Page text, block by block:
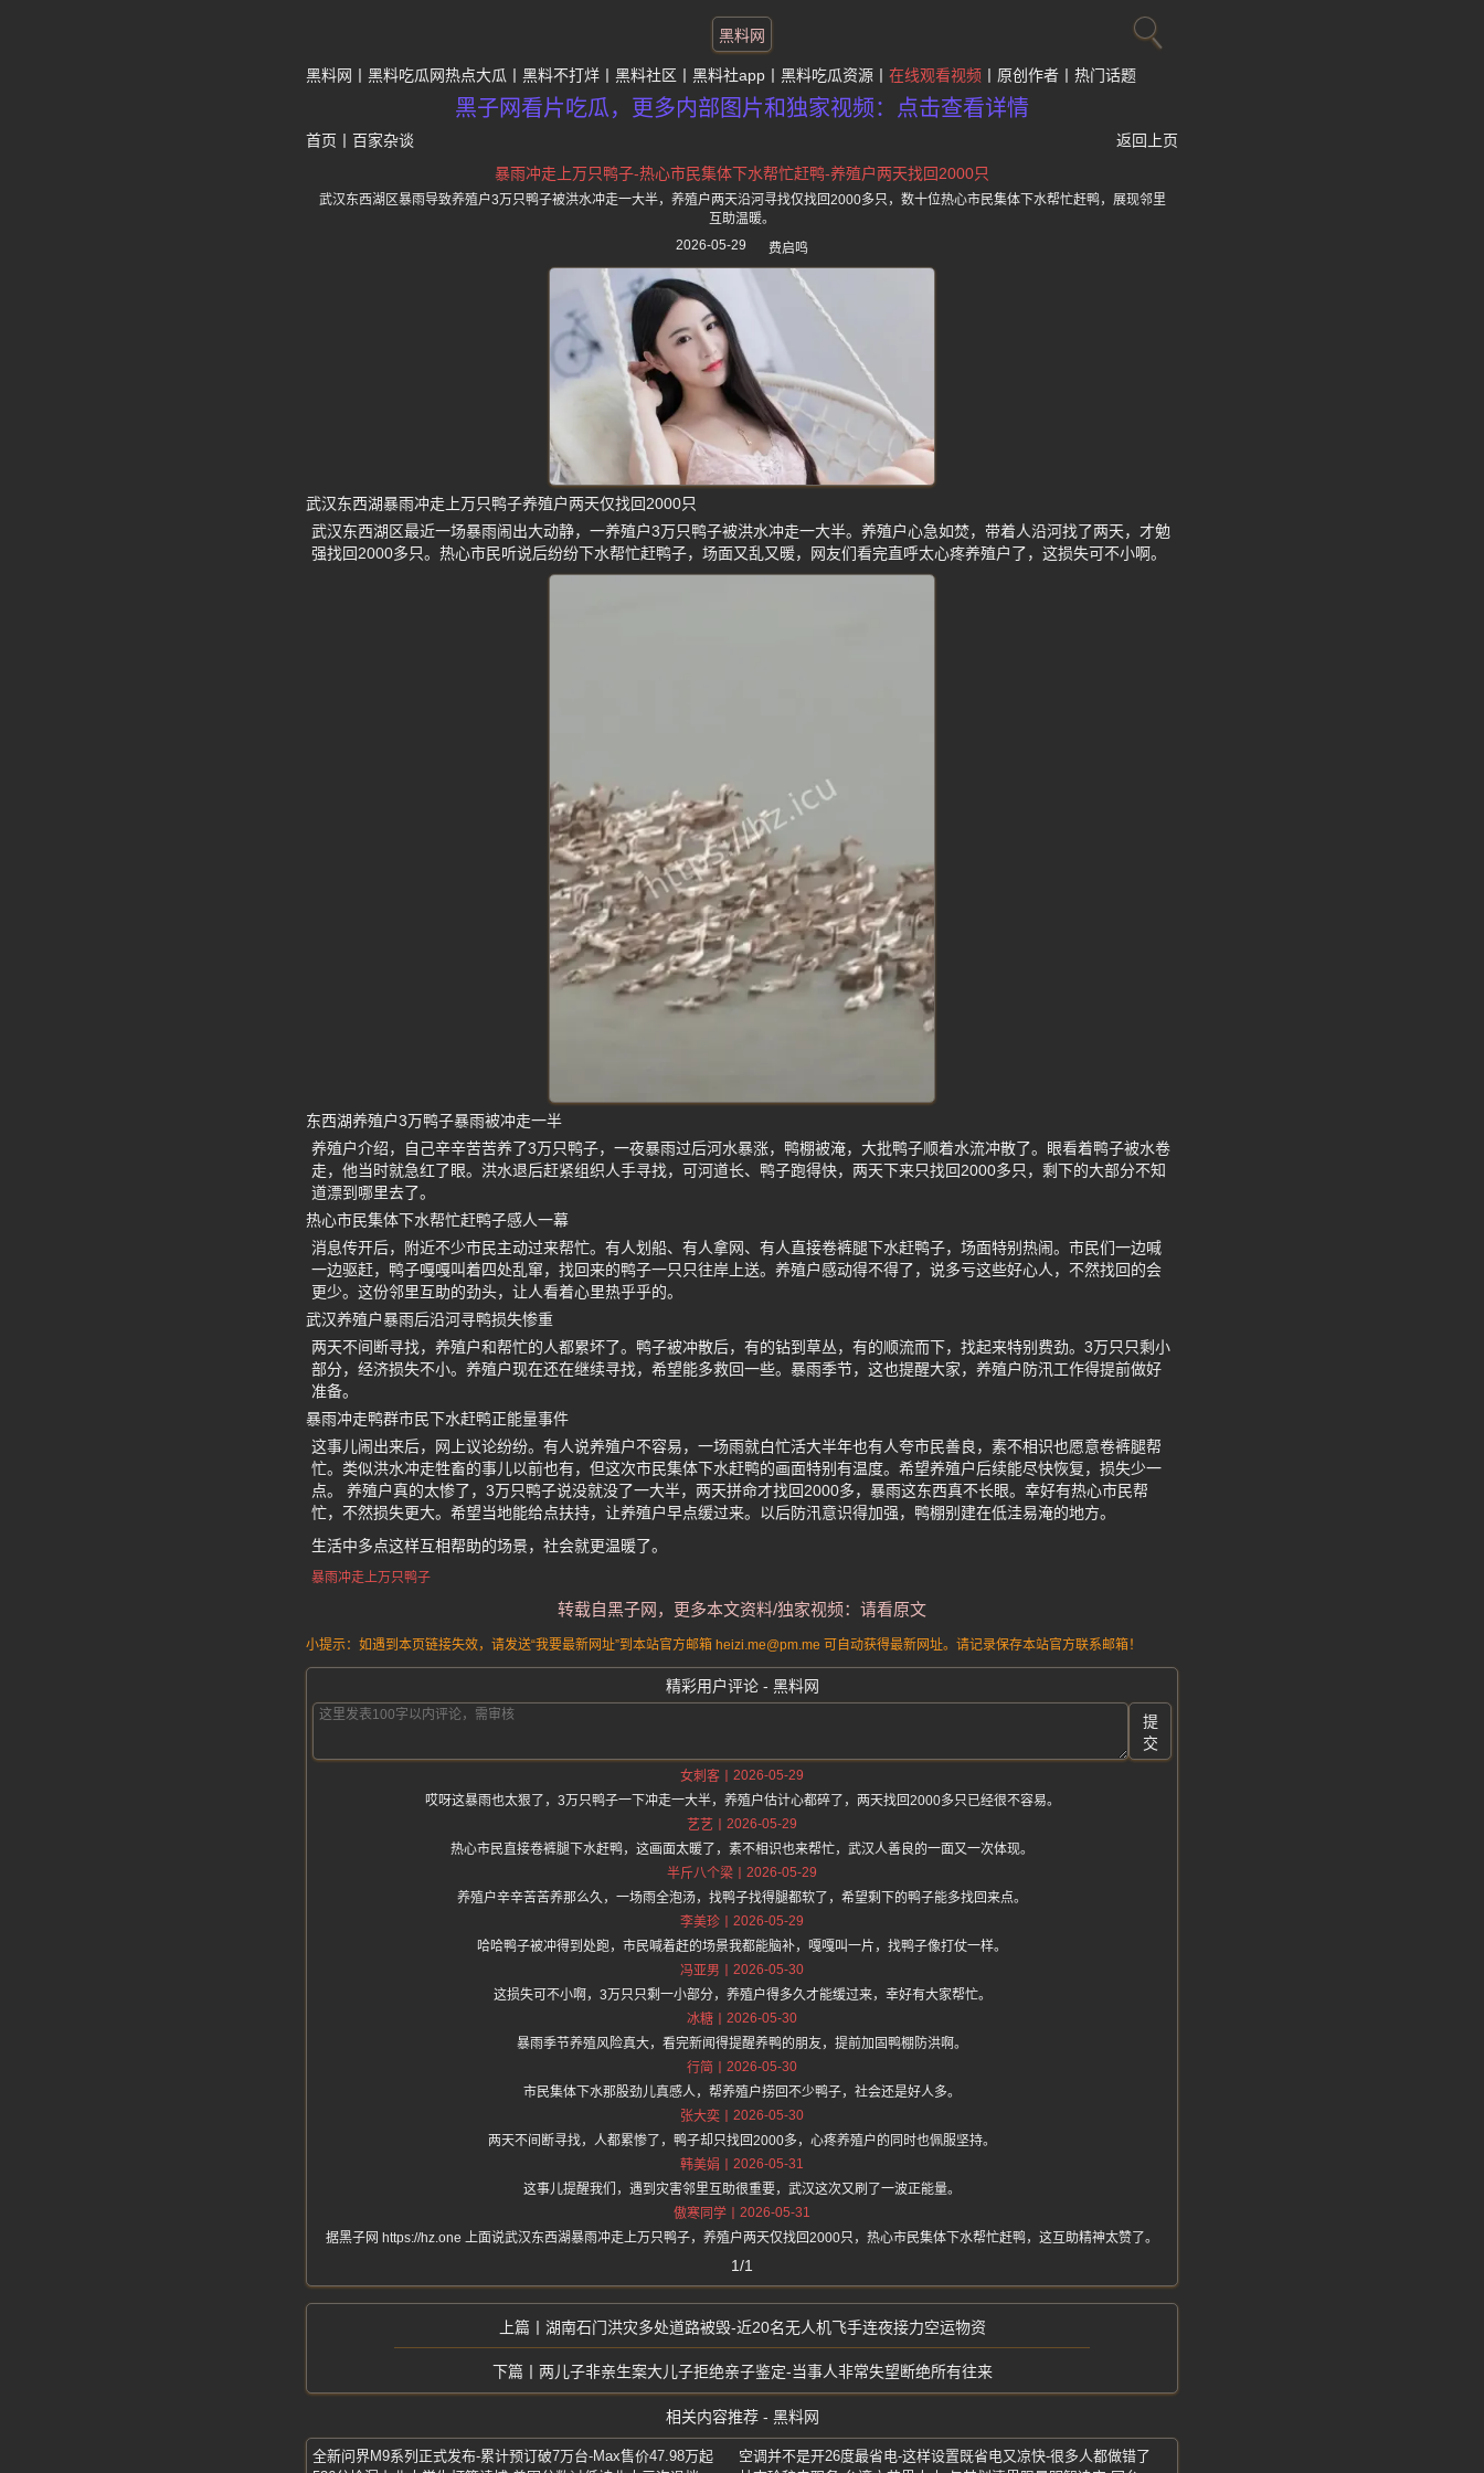
黑料网
黑料网 黑料吃瓜网热点大瓜 黑料不打烊 黑料社区 黑料社app 黑料吃瓜资源 在线观看视频 原创作者 热门话题
黑子网看片吃瓜，更多内部图片和独家视频：点击查看详情
首页 百家杂谈
返回上页
暴雨冲走上万只鸭子-热心市民集体下水帮忙赶鸭-养殖户两天找回2000只
武汉东西湖区暴雨导致养殖户3万只鸭子被洪水冲走一大半，养殖户两天沿河寻找仅找回2000多只，数十位热心市民集体下水帮忙赶鸭，展现邻里
互助温暖。
2026-05-29
费启鸣
武汉东西湖暴雨冲走上万只鸭子养殖户两天仅找回2000只
武汉东西湖区最近一场暴雨闹出大动静，一养殖户3万只鸭子被洪水冲走一大半。养殖户心急如焚，带着人沿河找了两天，才勉
强找回2000多只。热心市民听说后纷纷下水帮忙赶鸭子，场面又乱又暖，网友们看完直呼太心疼养殖户了，这损失可不小啊。
东西湖养殖户3万鸭子暴雨被冲走一半
养殖户介绍，自己辛辛苦苦养了3万只鸭子，一夜暴雨过后河水暴涨，鸭棚被淹，大批鸭子顺着水流冲散了。眼看着鸭子被水卷
走，他当时就急红了眼。洪水退后赶紧组织人手寻找，可河道长、鸭子跑得快，两天下来只找回2000多只，剩下的大部分不知
道漂到哪里去了。
热心市民集体下水帮忙赶鸭子感人一幕
消息传开后，附近不少市民主动过来帮忙。有人划船、有人拿网、有人直接卷裤腿下水赶鸭子，场面特别热闹。市民们一边喊
一边驱赶，鸭子嘎嘎叫着四处乱窜，找回来的鸭子一只只往岸上送。养殖户感动得不得了，说多亏这些好心人，不然找回的会
更少。这份邻里互助的劲头，让人看着心里热乎乎的。
武汉养殖户暴雨后沿河寻鸭损失惨重
两天不间断寻找，养殖户和帮忙的人都累坏了。鸭子被冲散后，有的钻到草丛，有的顺流而下，找起来特别费劲。3万只只剩小
部分，经济损失不小。养殖户现在还在继续寻找，希望能多救回一些。暴雨季节，这也提醒大家，养殖户防汛工作得提前做好
准备。
暴雨冲走鸭群市民下水赶鸭正能量事件
这事儿闹出来后，网上议论纷纷。有人说养殖户不容易，一场雨就白忙活大半年也有人夸市民善良，素不相识也愿意卷裤腿帮
忙。类似洪水冲走牲畜的事儿以前也有，但这次市民集体下水赶鸭的画面特别有温度。希望养殖户后续能尽快恢复，损失少一
点。 养殖户真的太惨了，3万只鸭子说没就没了一大半，两天拼命才找回2000多，暴雨这东西真不长眼。幸好有热心市民帮
忙，不然损失更大。希望当地能给点扶持，让养殖户早点缓过来。以后防汛意识得加强，鸭棚别建在低洼易淹的地方。
生活中多点这样互相帮助的场景，社会就更温暖了。
暴雨冲走上万只鸭子
转载自黑子网，更多本文资料/独家视频：请看原文
小提示：如遇到本页链接失效，请发送“我要最新网址”到本站官方邮箱 heizi.me@pm.me 可自动获得最新网址。请记录保存本站官方联系邮箱！
精彩用户评论 - 黑料网
提
交
女刺客
2026-05-29
哎呀这暴雨也太狠了，3万只鸭子一下冲走一大半，养殖户估计心都碎了，两天找回2000多只已经很不容易。
艺艺
2026-05-29
热心市民直接卷裤腿下水赶鸭，这画面太暖了，素不相识也来帮忙，武汉人善良的一面又一次体现。
半斤八个梁
2026-05-29
养殖户辛辛苦苦养那么久，一场雨全泡汤，找鸭子找得腿都软了，希望剩下的鸭子能多找回来点。
李美珍
2026-05-29
哈哈鸭子被冲得到处跑，市民喊着赶的场景我都能脑补，嘎嘎叫一片，找鸭子像打仗一样。
冯亚男
2026-05-30
这损失可不小啊，3万只只剩一小部分，养殖户得多久才能缓过来，幸好有大家帮忙。
冰糖
2026-05-30
暴雨季节养殖风险真大，看完新闻得提醒养鸭的朋友，提前加固鸭棚防洪啊。
行简
2026-05-30
市民集体下水那股劲儿真感人，帮养殖户捞回不少鸭子，社会还是好人多。
张大奕
2026-05-30
两天不间断寻找，人都累惨了，鸭子却只找回2000多，心疼养殖户的同时也佩服坚持。
韩美娟
2026-05-31
这事儿提醒我们，遇到灾害邻里互助很重要，武汉这次又刷了一波正能量。
傲寒同学
2026-05-31
据黑子网 https://hz.one 上面说武汉东西湖暴雨冲走上万只鸭子，养殖户两天仅找回2000只，热心市民集体下水帮忙赶鸭，这互助精神太赞了。
1/1
湖南石门洪灾多处道路被毁-近20名无人机飞手连夜接力空运物资
两儿子非亲生案大儿子拒绝亲子鉴定-当事人非常失望断绝所有往来
相关内容推荐 - 黑料网
全新问界M9系列正式发布-累计预订破7万台-Max售价47.98万起
空调并不是开26度最省电-这样设置既省电又凉快-很多人都做错了